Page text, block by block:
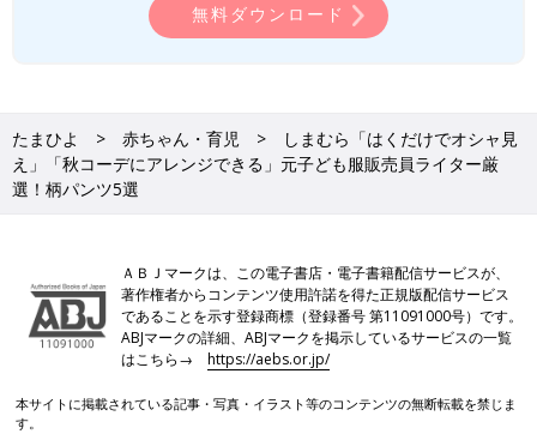
無料ダウンロード
たまひよ 赤ちゃん・育児
しまむら「はくだけでオシャ見
え」「秋コーデにアレンジできる」元子ども服販売員ライター厳
選！柄パンツ5選
ＡＢＪマークは、この電子書店・電子書籍配信サービスが、
著作権者からコンテンツ使用許諾を得た正規版配信サービス
であることを示す登録商標（登録番号 第11091000号）です。
ABJマークの詳細、ABJマークを掲示しているサービスの一覧
はこちら→https://aebs.or.jp/
本サイトに掲載されている記事・写真・イラスト等のコンテンツの無断転載を禁じま
す。